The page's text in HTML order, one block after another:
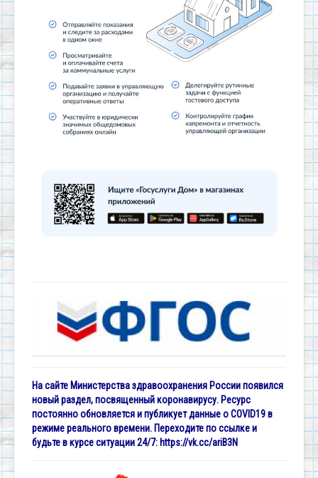
На сайте Министерства здравоохранения России появился
новый раздел, посвященный коронавирусу. Ресурс
постоянно обновляется и публикует данные о COVID19 в
режиме реального времени. Переходите по ссылке и
будьте в курсе ситуации 24/7: https://vk.cc/ariB3N